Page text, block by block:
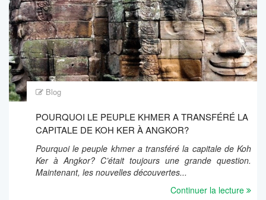
Blog
POURQUOI LE PEUPLE KHMER A TRANSFÉRÉ LA
CAPITALE DE KOH KER À ANGKOR?
Pourquoi le peuple khmer a transféré la capitale de Koh
Ker à Angkor? C’était toujours une grande question.
Maintenant, les nouvelles découvertes...
Continuer la lecture